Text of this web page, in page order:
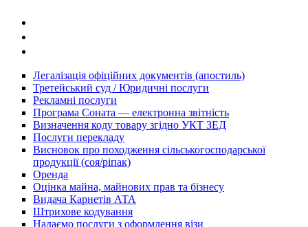
Легалізація офіційних документів (апостиль)
Третейський суд / Юридичні послуги
Рекламні послуги
Програма Соната — електронна звітність
Визначення коду товару згідно УКТ ЗЕД
Послуги перекладу
Висновок про походження сільськогосподарської
продукції (соя/ріпак)
Оренда
Оцінка майна, майнових прав та бізнесу
Видача Карнетів АТА
Штрихове кодування
Надаємо послуги з оформлення візи